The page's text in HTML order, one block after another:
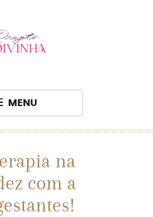
MENU
na
com a